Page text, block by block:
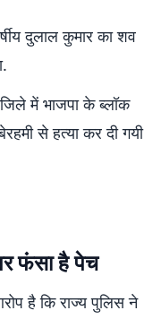
दुलाल कुमार का शव
में भाजपा के ब्लॉक
से हत्या कर दी गयी
फंसा है पेच
है कि राज्य पुलिस ने